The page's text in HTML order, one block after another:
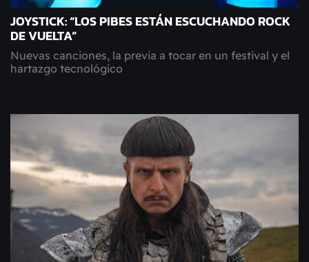
JOYSTICK: “LOS PIBES ESTÁN ESCUCHANDO ROCK
DE VUELTA”
Nuevas canciones, la previa a tocar en un festival y el
hartazgo tecnológico